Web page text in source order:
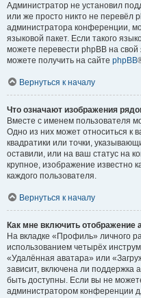
Администратор не установил
или же просто никто не перевёл
администратора конференции,
языковой пакет. Если такого
можете перевести phpBB на
можете получить на сайте phpBB
Вернуться к началу
Что означают изображения
Вместе с именем пользователя
Одно из них может относиться к
квадратики или точки,
оставили, или на ваш статус на
крупное, изображение известно
каждого пользователя.
Вернуться к началу
Как мне включить отображение
На вкладке «Профиль» личного
использованием четырёх
«Удалённая аватара» или
зависит, включена ли поддержка
быть доступны. Если вы не
администратором конференции